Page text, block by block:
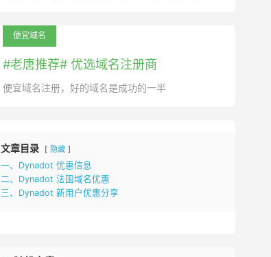
便宜域名
#老唐推荐# 优选域名注册商
便宜域名注册，好的域名是成功的一半
文章目录 隐藏
一、Dynadot 优惠信息
二、Dynadot 法国域名优惠
三、Dynadot 新用户优惠分享